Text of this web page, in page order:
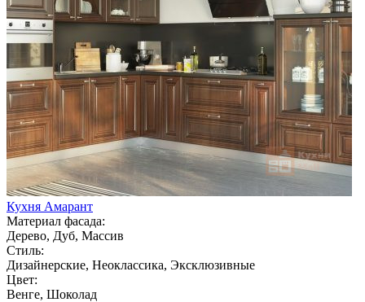
Кухня Амарант
Материал фасада:
Дерево, Дуб, Массив
Стиль:
Дизайнерские, Неоклассика, Эксклюзивные
Цвет:
Венге, Шоколад